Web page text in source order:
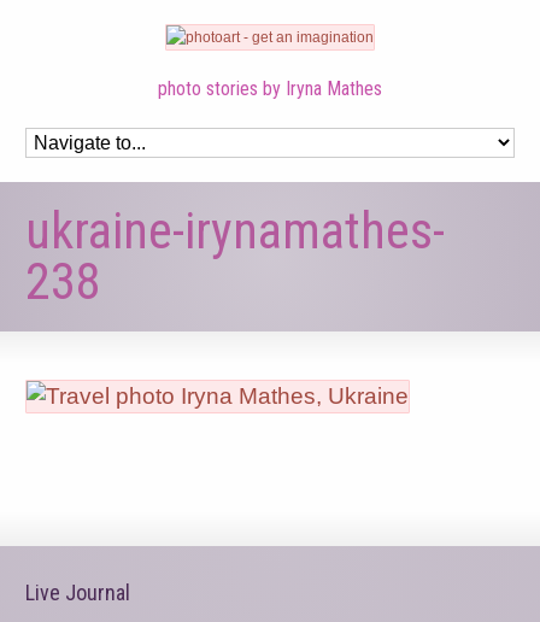
photo stories by Iryna Mathes
ukraine-irynamathes-
238
Live Journal